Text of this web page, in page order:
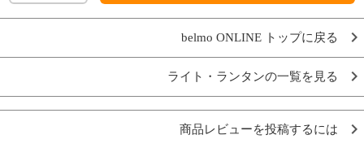
belmo ONLINE トップに戻る
ライト・ランタンの一覧を見る
商品レビューを投稿するには